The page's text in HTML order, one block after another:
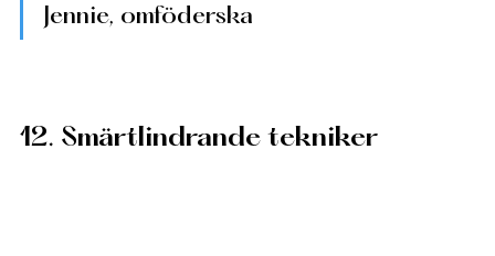
Jennie, omföderska
12. Smärtlindrande tekniker